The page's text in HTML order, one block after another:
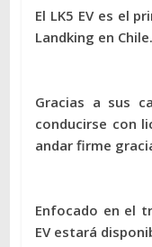
El LK5 EV es el
Landking en Chile.
Gracias a sus
conducirse con
andar firme
Enfocado en el
EV estará